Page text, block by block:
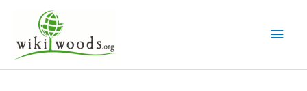
springen